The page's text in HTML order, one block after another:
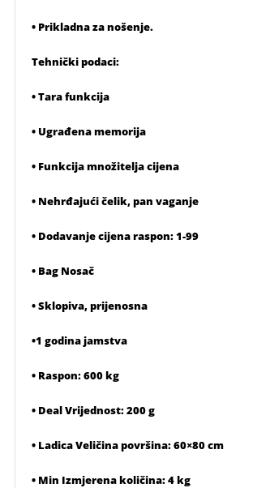
• Prikladna za nošenje.
Tehnički podaci:
• Tara funkcija
• Ugrađena memorija
• Funkcija množitelja cijena
• Nehrđajući čelik, pan vaganje
• Dodavanje cijena raspon: 1-99
• Bag Nosač
• Sklopiva, prijenosna
•1 godina jamstva
• Raspon: 600 kg
• Deal Vrijednost: 200 g
• Ladica Veličina površina: 60×80 cm
• Min Izmjerena količina: 4 kg